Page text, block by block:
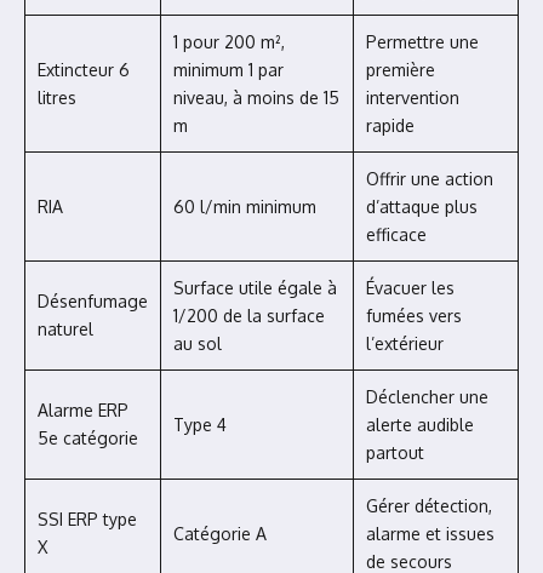
Extincteur 6
litres
1 pour 200 m²,
minimum 1 par
niveau, à moins de 15
m
Permettre une
première
intervention
rapide
RIA 60 l/min minimum
Offrir une action
d’attaque plus
efficace
Désenfumage
naturel
Surface utile égale à
1/200 de la surface
au sol
Évacuer les
fumées vers
l’extérieur
Alarme ERP
5e catégorie
Type 4
Déclencher une
alerte audible
partout
SSI ERP type
X
Catégorie A
Gérer détection,
alarme et issues
de secours